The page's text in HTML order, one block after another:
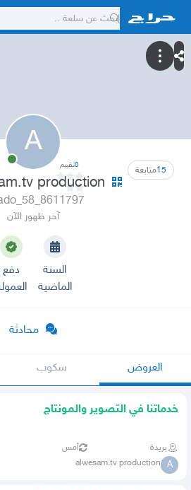
A
15متابعة 0تقييم
production
آخر ظهور الآن
السنة
الماضية
دفع
محادثة
العروض سكوب
خدماتنا في التصوير والمونتاج
بريدة أمس
A
alwesam.tv production